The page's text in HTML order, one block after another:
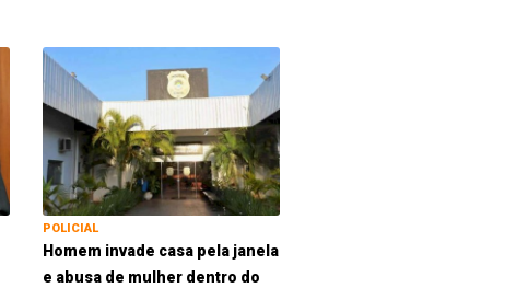
POLICIAL
Homem invade casa pela janela
e abusa de mulher dentro do